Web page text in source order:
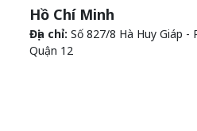
Hồ Chí Minh
Địa chỉ: Số 827/8 Hà Huy Giáp -
Quận 12